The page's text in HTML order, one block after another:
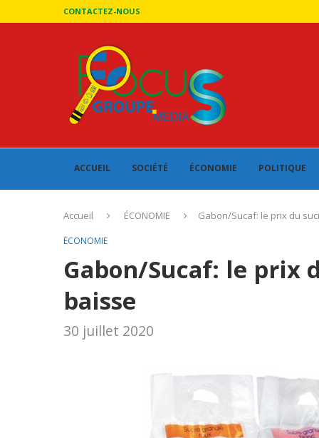
CONTACTEZ-NOUS
ACCUEIL SOCIÉTÉ ÉCONOMIE POLITIQUE
Accueil ÉCONOMIE Gabon/Sucaf: le prix du
ÉCONOMIE
Gabon/Sucaf: le prix
baisse
30 juillet 2020